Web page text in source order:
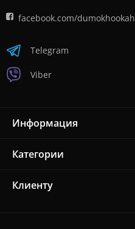
facebook.com/dumokhookah
Telegram
Viber
Информация
Категории
Клиенту